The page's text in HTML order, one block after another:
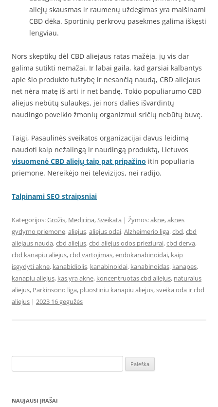
aliejų skausmas ir raumenų uždegimas yra malšinami
CBD dėka. Sportinių perkrovų pasekmes galima iškęsti
lengviau.
Nors skeptikų dėl CBD aliejaus ratas mažėja, jų vis dar
galima sutikti nemažai. Ir labai gaila, kad garsiai kalbantys
apie šio produkto tuštybę ir nesančią naudą, CBD aliejaus
net nėra matę iš arti ir net bandę. Tokio populiarumo CBD
aliejus nebūtų sulaukęs, jei nors dalies išvardintų
naudingo poveikio žmonių organizmui sričių nebūtų buvę.
Taigi, Pasaulinės sveikatos organizacijai davus leidimą
naudoti kaip nežalingą ir naudingą produktą, Lietuvos
visuomenė CBD aliejų taip pat pripažino itin populiaria
priemone. Nereikėjo nei televizijos, nei radijo.
Talpinami SEO straipsniai
Kategorijos:Grožis, Medicina,Sveikata | Žymos:akne,aknes
gydymo priemone,aliejus,aliejus odai,Alzheimerio liga,cbd,cbd
aliejaus nauda,cbd aliejus,cbd aliejus odos prieziurai,cbd derva,
cbd kanapiu aliejus,cbd vartojimas,endokanabinoidai, kaip
isgydyti akne, kanabidiolis, kanabinoidai, kanabinoidas, kanapes,
kanapiu aliejus, kas yra akne, koncentruotas cbd aliejus, naturalus
aliejus, Parkinsono liga, pluostiniu kanapiu aliejus,sveika oda ir cbd
aliejus | 2023 16 gegužės
NAUJAUSI ĮRAŠAI